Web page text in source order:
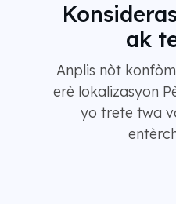
ak
Anplis nòt
erè lokalizasyon
yo trete twa